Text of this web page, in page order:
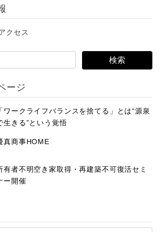
クセス
ージ
「ワークライフバランスを捨てる」とは“源泉
生きる”という覚悟
真商事HOME
有者不明空き家取得・再建築不可復活セミ
ー開催